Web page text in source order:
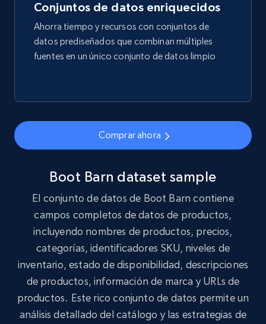
254+
price, Currency, Sold, and more.
1.6K+ 181+
Target
URL, Product id, Title, Product description,
Rating, Reviews count, Initial price, Discount,
and more.
Conjuntos de datos enriquecidos
Ahorra tiempo y recursos con conjuntos de
datos prediseñados que combinan múltiples
fuentes en un único conjunto de datos limpio
Comprar ahora
Boot Barn dataset sample
El conjunto de datos de Boot Barn contiene
campos completos de datos de productos,
incluyendo nombres de productos, precios,
categorías, identificadores SKU, niveles de
inventario, estado de disponibilidad, descripciones
de productos, información de marca y URLs de
productos. Este rico conjunto de datos permite un
análisis detallado del catálogo y las estrategias de